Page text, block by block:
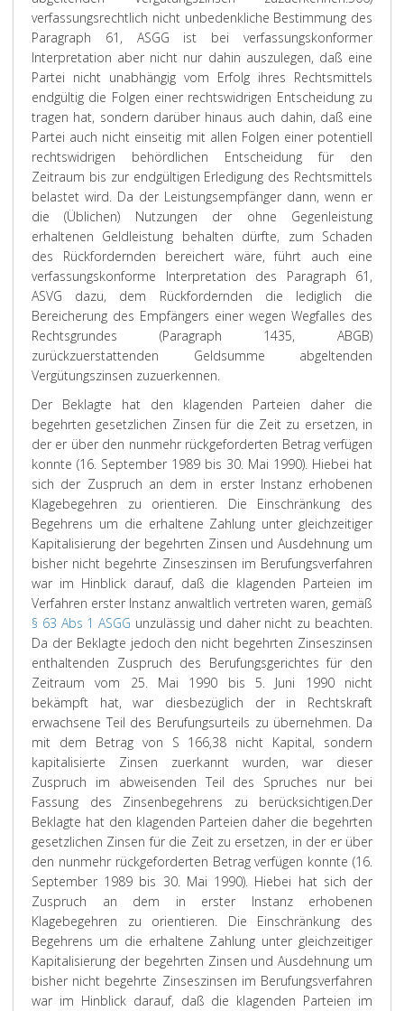
verfassungsrechtlich nicht unbedenkliche Bestimmung des
Paragraph 61, ASGG ist bei verfassungskonformer
Interpretation aber nicht nur dahin auszulegen, daß eine
Partei nicht unabhängig vom Erfolg ihres Rechtsmittels
endgültig die Folgen einer rechtswidrigen Entscheidung zu
tragen hat, sondern darüber hinaus auch dahin, daß eine
Partei auch nicht einseitig mit allen Folgen einer potentiell
rechtswidrigen behördlichen Entscheidung für den
Zeitraum bis zur endgültigen Erledigung des Rechtsmittels
belastet wird. Da der Leistungsempfänger dann, wenn er
die (Üblichen) Nutzungen der ohne Gegenleistung
erhaltenen Geldleistung behalten dürfte, zum Schaden
des Rückfordernden bereichert wäre, führt auch eine
verfassungskonforme Interpretation des Paragraph 61,
ASVG dazu, dem Rückfordernden die lediglich die
Bereicherung des Empfängers einer wegen Wegfalles des
Rechtsgrundes (Paragraph 1435, ABGB)
zurückzuerstattenden Geldsumme abgeltenden
Vergütungszinsen zuzuerkennen.
Der Beklagte hat den klagenden Parteien daher die
begehrten gesetzlichen Zinsen für die Zeit zu ersetzen, in
der er über den nunmehr rückgeforderten Betrag verfügen
konnte (16. September 1989 bis 30. Mai 1990). Hiebei hat
sich der Zuspruch an dem in erster Instanz erhobenen
Klagebegehren zu orientieren. Die Einschränkung des
Begehrens um die erhaltene Zahlung unter gleichzeitiger
Kapitalisierung der begehrten Zinsen und Ausdehnung um
bisher nicht begehrte Zinseszinsen im Berufungsverfahren
war im Hinblick darauf, daß die klagenden Parteien im
Verfahren erster Instanz anwaltlich vertreten waren, gemäß
§ 63 Abs 1 ASGG unzulässig und daher nicht zu beachten.
Da der Beklagte jedoch den nicht begehrten Zinseszinsen
enthaltenden Zuspruch des Berufungsgerichtes für den
Zeitraum vom 25. Mai 1990 bis 5. Juni 1990 nicht
bekämpft hat, war diesbezüglich der in Rechtskraft
erwachsene Teil des Berufungsurteils zu übernehmen. Da
mit dem Betrag von S 166,38 nicht Kapital, sondern
kapitalisierte Zinsen zuerkannt wurden, war dieser
Zuspruch im abweisenden Teil des Spruches nur bei
Fassung des Zinsenbegehrens zu berücksichtigen.Der
Beklagte hat den klagenden Parteien daher die begehrten
gesetzlichen Zinsen für die Zeit zu ersetzen, in der er über
den nunmehr rückgeforderten Betrag verfügen konnte (16.
September 1989 bis 30. Mai 1990). Hiebei hat sich der
Zuspruch an dem in erster Instanz erhobenen
Klagebegehren zu orientieren. Die Einschränkung des
Begehrens um die erhaltene Zahlung unter gleichzeitiger
Kapitalisierung der begehrten Zinsen und Ausdehnung um
bisher nicht begehrte Zinseszinsen im Berufungsverfahren
war im Hinblick darauf, daß die klagenden Parteien im